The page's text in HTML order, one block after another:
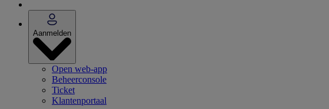
Aanmelden
Open web-app
Beheerconsole
Ticket
Klantenportaal